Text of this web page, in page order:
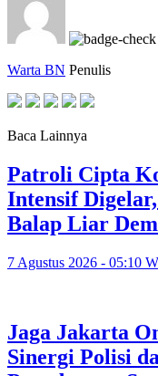
Warta BN Penulis
Baca Lainnya
Patroli Cipta
Intensif
Balap Liar
7 Agustus 2026 - 05:10
Jaga Jakarta
Sinergi Polisi